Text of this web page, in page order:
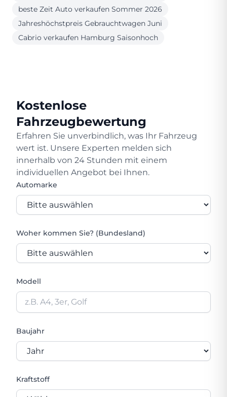
beste Zeit Auto verkaufen Sommer 2026
Jahreshöchstpreis Gebrauchtwagen Juni
Cabrio verkaufen Hamburg Saisonhoch
Kostenlose
Fahrzeugbewertung
Erfahren Sie unverbindlich, was Ihr Fahrzeug
wert ist. Unsere Experten melden sich
innerhalb von 24 Stunden mit einem
individuellen Angebot bei Ihnen.
Automarke
Woher kommen Sie? (Bundesland)
Modell
Baujahr
Kraftstoff